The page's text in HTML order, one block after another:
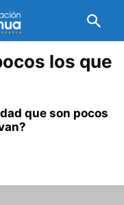
los que
que son pocos